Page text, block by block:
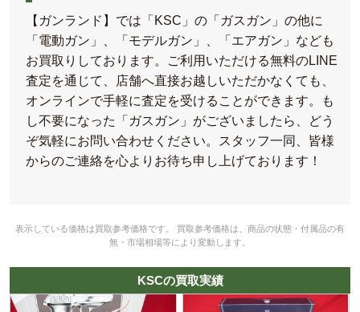
【ガンランド】では「KSC」の「ガスガン」の他に
「電動ガン」、「モデルガン」、「エアガン」なども
お買取りしております。ご利用いただける無料のLINE
査定を通じて、店舗へ直接お越しいただかなくても、
オンラインで手軽に査定を受けることができます。も
し不要になった「ガスガン」がございましたら、どう
ぞ気軽にお問い合わせください。スタッフ一同、皆様
からのご連絡を心よりお待ち申し上げております！
表示している価格は買取参考価格です。 買取参考価格は、商品の状態・付属品の有
無・市場相場等により変動します。
KSCの買取実績